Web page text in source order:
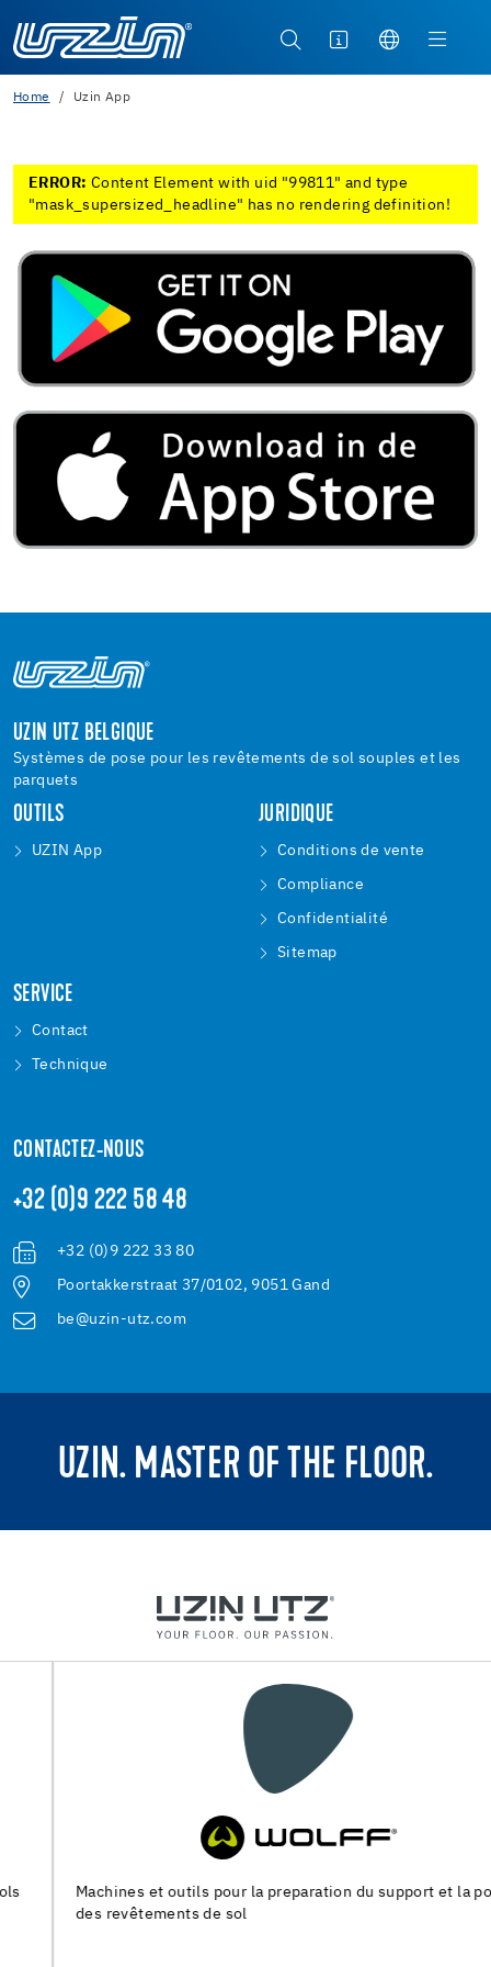
Home Uzin App
ERROR: Content Element with uid "99811" and type
"mask_supersized_headline" has no rendering definition!
UZIN UTZ BELGIQUE
Systèmes de pose pour les revêtements de sol souples et les
parquets
OUTILS
UZIN App
JURIDIQUE
Conditions de vente
Compliance
Confidentialité
Sitemap
SERVICE
Contact
Technique
CONTACTEZ-NOUS
+32 (0)9 222 58 48
+32 (0)9 222 33 80
Poortakkerstraat 37/0102, 9051 Gand
be@uzin-utz.com
UZIN. MASTER OF THE FLOOR.
Machines et outils pour la preparation du support et la pose
des revêtements de sol